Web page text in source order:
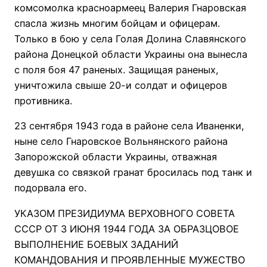
комсомолка красноармеец Валерия Гнаровская
спасла жизнь многим бойцам и офицерам.
Только в бою у села Голая Долина Славянского
района Донецкой области Украины она вынесла
с поля боя 47 раненых. Защищая раненых,
уничтожила свыше 20-и солдат и офицеров
противника.
23 сентября 1943 года в районе села Иваненки,
ныне село Гнаровское Вольнянского района
Запорожской области Украины, отважная
девушка со связкой гранат бросилась под танк и
подорвала его.
УКАЗОМ ПРЕЗИДИУМА ВЕРХОВНОГО СОВЕТА
СССР ОТ 3 ИЮНЯ 1944 ГОДА ЗА ОБРАЗЦОВОЕ
ВЫПОЛНЕНИЕ БОЕВЫХ ЗАДАНИЙ
КОМАНДОВАНИЯ И ПРОЯВЛЕННЫЕ МУЖЕСТВО